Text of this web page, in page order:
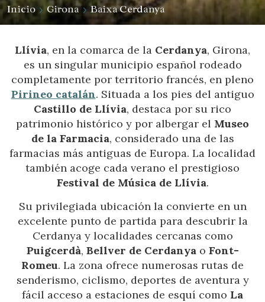
Inicio Girona Baixa Cerdanya
Llívia, en la comarca de la Cerdanya, Girona,
es un singular municipio español rodeado
completamente por territorio francés, en pleno
Pirineo catalán. Situada a los pies del antiguo
Castillo de Llívia, destaca por su rico
patrimonio histórico y por albergar el Museo
de la Farmacia, considerado una de las
farmacias más antiguas de Europa. La localidad
también acoge cada verano el prestigioso
Festival de Música de Llívia.
Su privilegiada ubicación la convierte en un
excelente punto de partida para descubrir la
Cerdanya y localidades cercanas como
Puigcerdà, Bellver de Cerdanyao Font-
Romeu. La zona ofrece numerosas rutas de
senderismo, ciclismo, deportes de aventura y
fácil acceso a estaciones de esquí como La